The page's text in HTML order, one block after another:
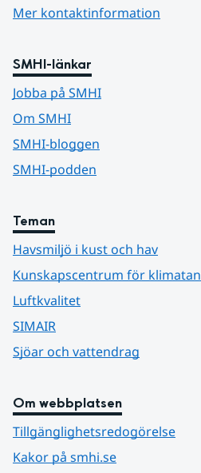
Mer kontaktinformation
SMHI-länkar
Jobba på SMHI
Om SMHI
SMHI-bloggen
SMHI-podden
Teman
Havsmiljö i kust och hav
Kunskapscentrum för
Luftkvalitet
SIMAIR
Sjöar och vattendrag
Om webbplatsen
Tillgänglighetsredogörelse
Kakor på smhi.se